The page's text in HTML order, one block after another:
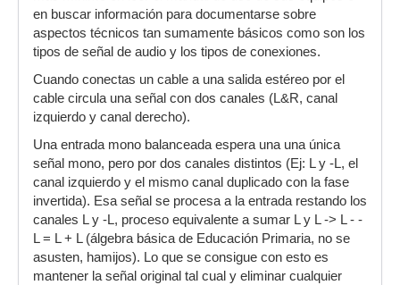
en buscar información para documentarse sobre
aspectos técnicos tan sumamente básicos como son los
tipos de señal de audio y los tipos de conexiones.
Cuando conectas un cable a una salida estéreo por el
cable circula una señal con dos canales (L&R, canal
izquierdo y canal derecho).
Una entrada mono balanceada espera una una única
señal mono, pero por dos canales distintos (Ej: L y -L, el
canal izquierdo y el mismo canal duplicado con la fase
invertida). Esa señal se procesa a la entrada restando los
canales L y -L, proceso equivalente a sumar L y L -> L - -
L = L + L (álgebra básica de Educación Primaria, no se
asusten, hamijos). Lo que se consigue con esto es
mantener la señal original tal cual y eliminar cualquier